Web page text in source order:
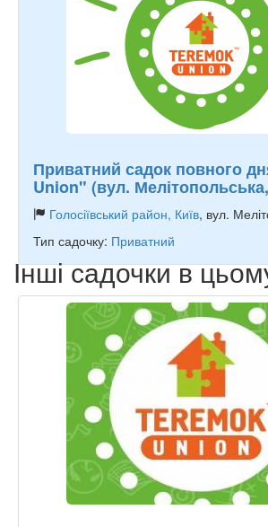
Приватний садок повного
Union" (вул.
Голосіївський район, Київ, вул.
Тип садочку: Приватний
Інші садочки в